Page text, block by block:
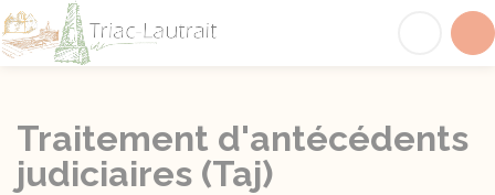
Traitement d'antécédents
judiciaires (Taj)